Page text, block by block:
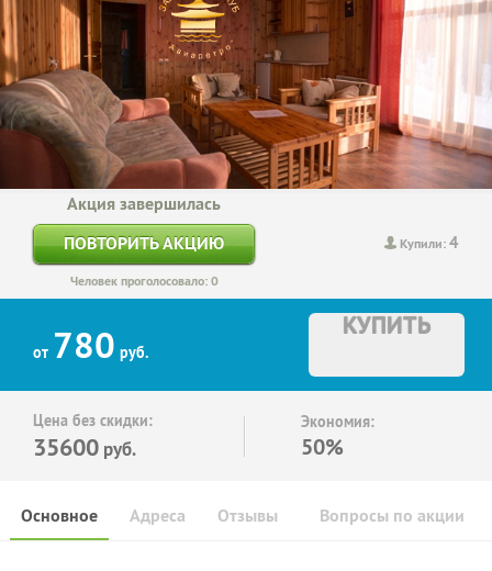
Купили:4
Акция завершилась
ПОВТОРИТЬ АКЦИЮ
Человек проголосовало: 0
от 780 руб.
КУПИТЬ
Цена без скидки:
35600 руб.
Экономия:
50%
Основное Отзывы Вопросы по акции
Адреса